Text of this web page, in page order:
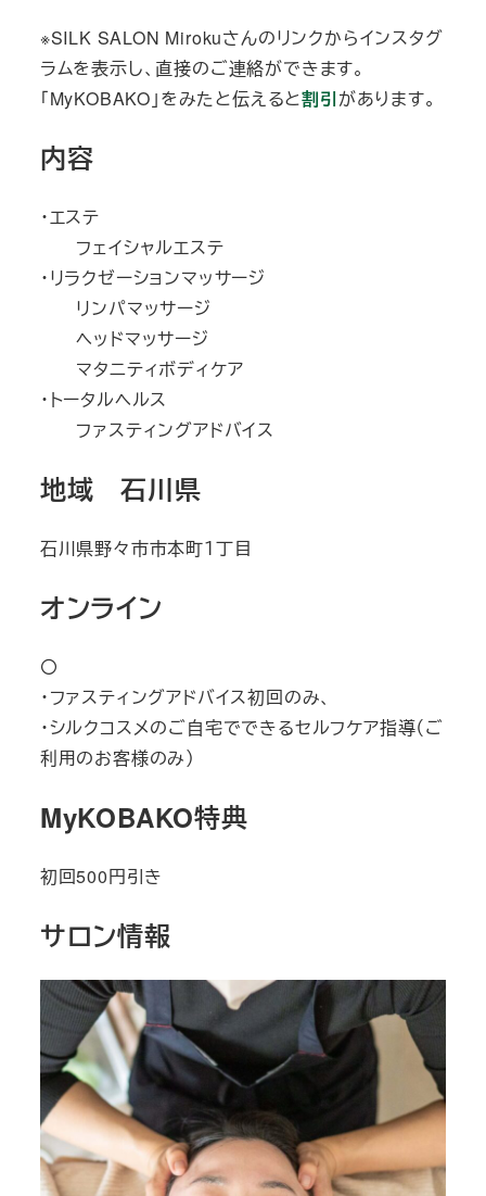
※SILK SALON Mirokuさんのリンクからインスタグ
ラムを表示し、直接のご連絡ができます。
「MyKOBAKO」をみたと伝えると割引があります。
内容
・エステ
フェイシャルエステ
・リラクゼーションマッサージ
リンパマッサージ
ヘッドマッサージ
マタニティボディケア
・トータルヘルス
ファスティングアドバイス
地域 石川県
石川県野々市市本町１丁目
オンライン
〇
・ファスティングアドバイス初回のみ、
・シルクコスメのご自宅でできるセルフケア指導（ご
利用のお客様のみ）
MyKOBAKO特典
初回500円引き
サロン情報